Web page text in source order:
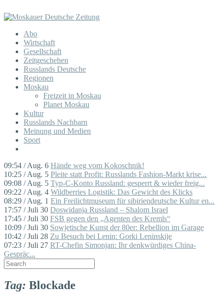
Abo
Wirtschaft
Gesellschaft
Zeitgeschehen
Russlands Deutsche
Regionen
Moskau
Freizeit in Moskau
Planet Moskau
Kultur
Russlands Nachbarn
Meinung und Medien
Sport
09:54 / Aug. 6 Hände weg vom Kokoschnik!
10:25 / Aug. 5 Pleite statt Profit: Russlands Fashion-Markt krise...
09:08 / Aug. 5 Typ-C-Konto Russland: gesperrt & wieder freig...
09:22 / Aug. 4 Wildberries Logistik: Das Gewicht des Klicks
08:29 / Aug. 1 Ein Freilichtmuseum für sibiriendeutsche Kultur en...
17:57 / Juli 30 Doswidanja Russland – Shalom Israel
17:45 / Juli 30 FSB gegen den „Agenten des Kremls“
10:09 / Juli 30 Sowjetische Kunst der 80er: Rebellion im Garage
10:42 / Juli 28 Zu Besuch bei Lenin: Gorki Leninskije
07:23 / Juli 27 RT-Chefin Simonjan: Ihr denkwürdiges China-
Gespräc...
Tag: Blockade